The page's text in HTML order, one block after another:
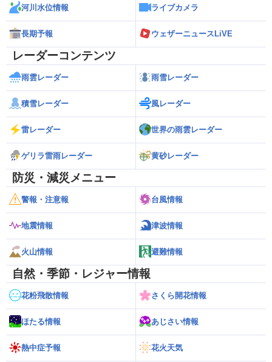
河川水位情報 ライブカメラ
長期予報 ウェザーニュースLiVE
レーダーコンテンツ
雨雲レーダー 雨雪レーダー
積雪レーダー 風レーダー
雷レーダー 世界の雨雲レーダー
ゲリラ雷雨レーダー 黄砂レーダー
防災・減災メニュー
警報・注意報 台風情報
地震情報 津波情報
火山情報 避難情報
自然・季節・レジャー情報
花粉飛散情報 さくら開花情報
ほたる情報 あじさい情報
熱中症予報 花火天気